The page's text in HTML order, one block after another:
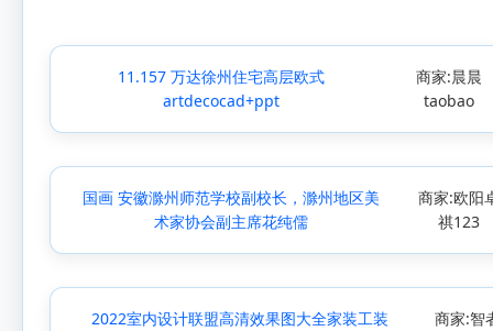
11.157 万达徐州住宅高层欧式
artdecocad+ppt
商家:晨晨
taobao
国画 安徽滁州师范学校副校长，滁州地区美
术家协会副主席花纯儒
商家:欧阳
祺123
2022室内设计联盟高清效果图大全家装工装
商家:智